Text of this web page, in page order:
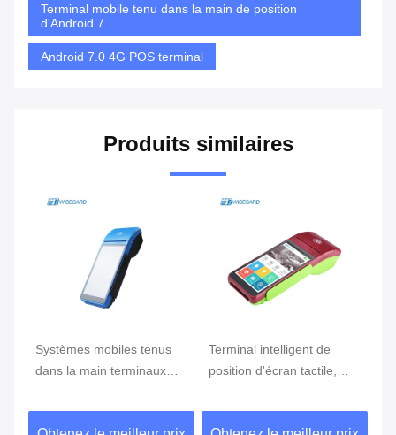
Terminal mobile tenu dans la main de position
d'Android 7
Android 7.0 4G POS terminal
Produits similaires
Systèmes mobiles tenus
dans la main terminaux
position du BORD GPRS
Terminal intelligent de
position d'écran tactile,
lecteur d'empreintes